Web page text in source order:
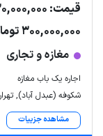
قیمت: 30,000,000 تومان اجاره
300,000,000 تومان رهن
مغازه و تجاری
اجاره یک باب مغازه
شکوفه (عبدل آباد),
مشاهده جزییات